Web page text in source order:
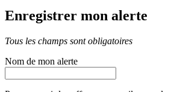
Enregistrer mon alerte
Tous les champs sont obligatoires
Nom de mon alerte